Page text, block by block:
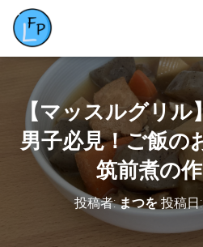
【マッスルグリル
男子必見！ご飯の
筑前煮の
投稿者:まつを 投稿